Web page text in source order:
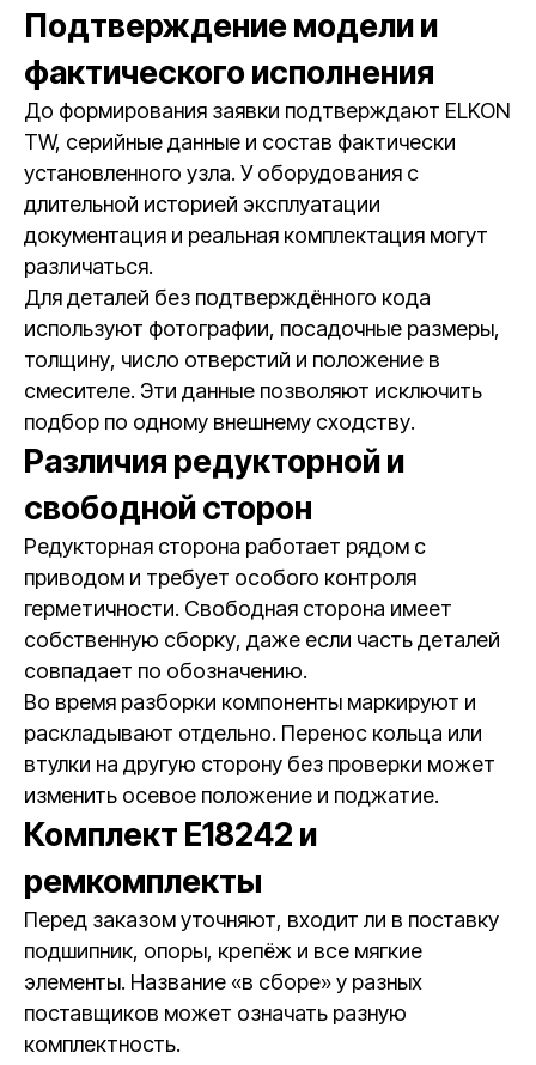
Подтверждение модели и
фактического исполнения
До формирования заявки подтверждают ELKON
TW, серийные данные и состав фактически
установленного узла. У оборудования с
длительной историей эксплуатации
документация и реальная комплектация могут
различаться.
Для деталей без подтверждённого кода
используют фотографии, посадочные размеры,
толщину, число отверстий и положение в
смесителе. Эти данные позволяют исключить
подбор по одному внешнему сходству.
Различия редукторной и
свободной сторон
Редукторная сторона работает рядом с
приводом и требует особого контроля
герметичности. Свободная сторона имеет
собственную сборку, даже если часть деталей
совпадает по обозначению.
Во время разборки компоненты маркируют и
раскладывают отдельно. Перенос кольца или
втулки на другую сторону без проверки может
изменить осевое положение и поджатие.
Комплект E18242 и
ремкомплекты
Перед заказом уточняют, входит ли в поставку
подшипник, опоры, крепёж и все мягкие
элементы. Название «в сборе» у разных
поставщиков может означать разную
комплектность.